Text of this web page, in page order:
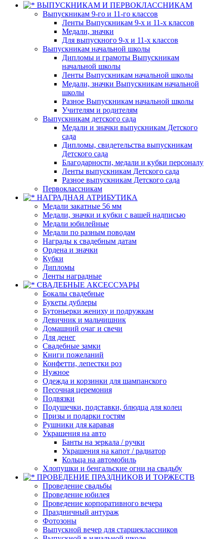
ВЫПУСКНИКАМ И ПЕРВОКЛАССНИКАМ
Выпускникам 9-го и 11-го классов
Ленты Выпускникам 9-х и 11-х классов
Медали, значки
Для выпускного 9-х и 11-х классов
Выпускникам начальной школы
Дипломы и грамоты Выпускникам
начальной школы
Ленты Выпускникам начальной школы
Медали, значки Выпускникам начальной
школы
Разное Выпускникам начальной школы
Учителям и родителям
Выпускникам детского сада
Медали и значки выпускникам Детского
сада
Дипломы, свидетельства выпускникам
Детского сада
Благодарности, медали и кубки персоналу
Ленты выпускникам Детского сада
Разное выпускникам Детского сада
Первоклассникам
НАГРАДНАЯ АТРИБУТИКА
Медали закатные 56 мм
Медали, значки и кубки с вашей надписью
Медали юбилейные
Медали по разным поводам
Награды к свадебным датам
Ордена и значки
Кубки
Дипломы
Ленты наградные
СВАДЕБНЫЕ АКСЕССУАРЫ
Бокалы свадебные
Букеты дублеры
Бутоньерки жениху и подружкам
Девичник и мальчишник
Домашний очаг и свечи
Для денег
Свадебные замки
Книги пожеланий
Конфетти, лепестки роз
Нужное
Одежда и корзинки для шампанского
Песочная церемония
Подвязки
Подушечки, подставки, блюдца для колец
Призы и подарки гостям
Рушники для каравая
Украшения на авто
Банты на зеркала / ручки
Украшения на капот / радиатор
Кольца на автомобиль
Хлопушки и бенгальские огни на свадьбу
ПРОВЕДЕНИЕ ПРАЗДНИКОВ И ТОРЖЕСТВ
Проведение свадьбы
Проведение юбилея
Проведение корпоративного вечера
Праздничный антураж
Фотозоны
Выпускной вечер для старшеклассников